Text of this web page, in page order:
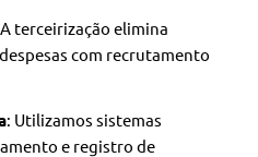
terceirização elimina
com recrutamento
: Utilizamos sistemas
e registro de